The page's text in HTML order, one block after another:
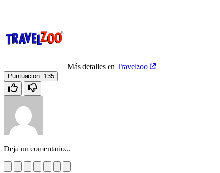
Más detalles en Travelzoo
Puntuación: 135
Deja un comentario...